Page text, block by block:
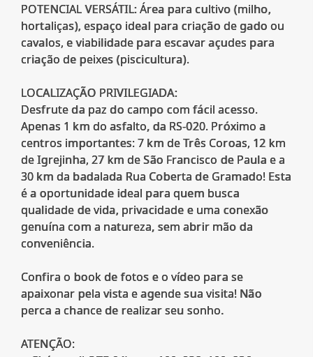
POTENCIAL VERSÁTIL: Área para cultivo (milho,
hortaliças), espaço ideal para criação de gado ou
cavalos, e viabilidade para escavar açudes para
criação de peixes (piscicultura).
LOCALIZAÇÃO PRIVILEGIADA:
Desfrute da paz do campo com fácil acesso.
Apenas 1 km do asfalto, da RS-020. Próximo a
centros importantes: 7 km de Três Coroas, 12 km
de Igrejinha, 27 km de São Francisco de Paula e a
30 km da badalada Rua Coberta de Gramado! Esta
é a oportunidade ideal para quem busca
qualidade de vida, privacidade e uma conexão
genuína com a natureza, sem abrir mão da
conveniência.
Confira o book de fotos e o vídeo para se
apaixonar pela vista e agende sua visita! Não
perca a chance de realizar seu sonho.
ATENÇÃO: